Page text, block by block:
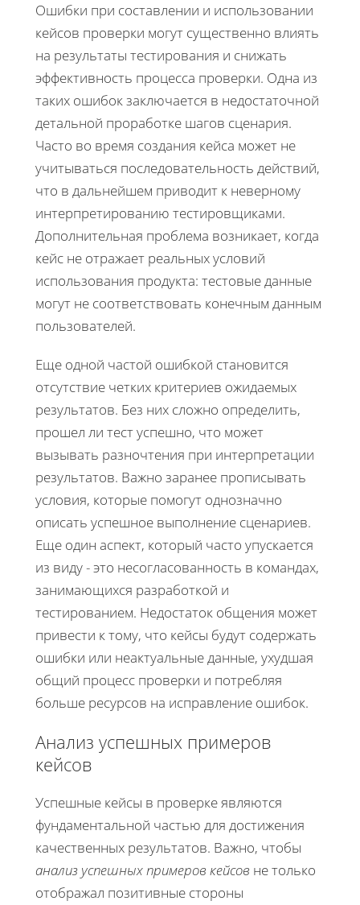
Ошибки при составлении и использовании
кейсов проверки могут существенно влиять
на результаты тестирования и снижать
эффективность процесса проверки. Одна из
таких ошибок заключается в недостаточной
детальной проработке шагов сценария.
Часто во время создания кейса может не
учитываться последовательность действий,
что в дальнейшем приводит к неверному
интерпретированию тестировщиками.
Дополнительная проблема возникает, когда
кейс не отражает реальных условий
использования продукта: тестовые данные
могут не соответствовать конечным данным
пользователей.
Еще одной частой ошибкой становится
отсутствие четких критериев ожидаемых
результатов. Без них сложно определить,
прошел ли тест успешно, что может
вызывать разночтения при интерпретации
результатов. Важно заранее прописывать
условия, которые помогут однозначно
описать успешное выполнение сценариев.
Еще один аспект, который часто упускается
из виду - это несогласованность в командах,
занимающихся разработкой и
тестированием. Недостаток общения может
привести к тому, что кейсы будут содержать
ошибки или неактуальные данные, ухудшая
общий процесс проверки и потребляя
больше ресурсов на исправление ошибок.
Анализ успешных примеров
кейсов
Успешные кейсы в проверке являются
фундаментальной частью для достижения
качественных результатов. Важно, чтобы
анализ успешных примеров кейсов не только
отображал позитивные стороны